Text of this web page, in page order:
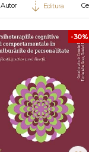
Autor Editura
-30%